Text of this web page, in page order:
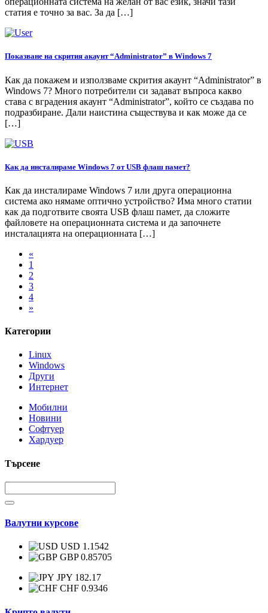
статия е точно за вас. За да […]
Показване на скрития акаунт “Administrator” в Windows 7
Как да покажем и използваме скрития акаунт “Administrator” в
Windows 7? Много потребители си задават въпроса какво
става с вградения акаунт “Administrator”, който се създава по
подразбиране. Дали наистина съществува и как може да се
[…]
Как да инсталираме Windows 7 от USB флаш памет?
Как да инсталираме Windows 7 или друга операционна
система ако нямаме оптично устройство? Има много статии
как да подготвите своята USB флаш памет, да сложите
файловете на операционната система и да започнете
инсталацията на операционната […]
«
1
2
3
4
»
Категории
Linux
Windows
Други
Интернет
Мобилни
Новини
Софтуер
Хардуер
Търсене
Валутни курсове
USD 1.1542
GBP 0.85705
JPY 182.17
CHF 0.9346